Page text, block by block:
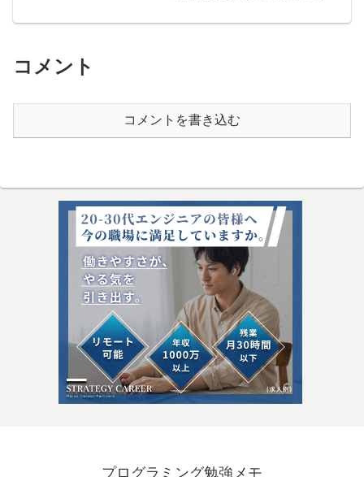
コメント
コメントを書き込む
プログラミング勉強メモ